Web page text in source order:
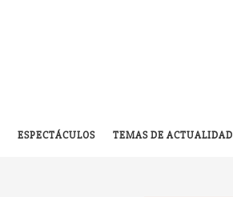
ESPECTÁCULOS TEMAS DE ACTUALIDAD